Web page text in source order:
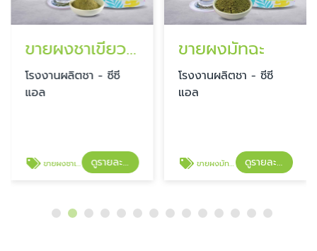
ขายผงชาเขียว สูตรมัทฉะ
โรงงานผลิตชา - ซีซี
แอล
ขายผงชาเขียว สูตรมัทฉะ ดูรายละเอียด
ขายผงมัทฉะ
โรงงานผลิตชา - ซีซี
แอล
ขายผงมัทฉะ ดูรายละเอียด